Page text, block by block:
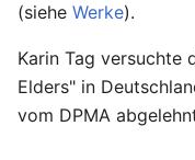
(siehe Werke).
Karin Tag versuchte
Elders" in
vom DPMA